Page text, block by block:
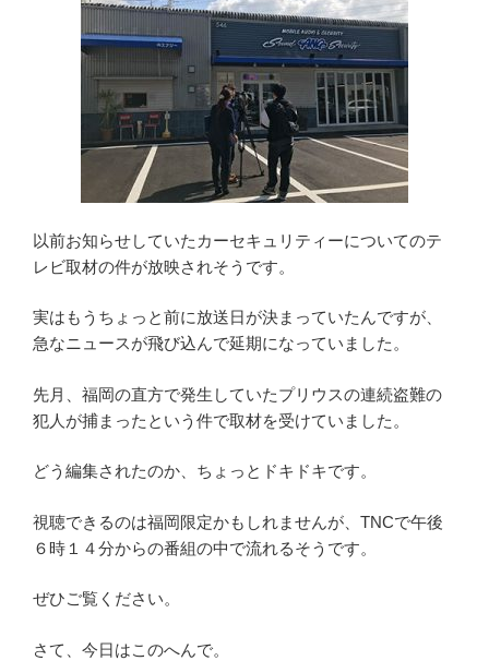
以前お知らせしていたカーセキュリティーについてのテ
レビ取材の件が放映されそうです。
実はもうちょっと前に放送日が決まっていたんですが、
急なニュースが飛び込んで延期になっていました。
先月、福岡の直方で発生していたプリウスの連続盗難の
犯人が捕まったという件で取材を受けていました。
どう編集されたのか、ちょっとドキドキです。
視聴できるのは福岡限定かもしれませんが、TNCで午後
６時１４分からの番組の中で流れるそうです。
ぜひご覧ください。
さて、今日はこのへんで。